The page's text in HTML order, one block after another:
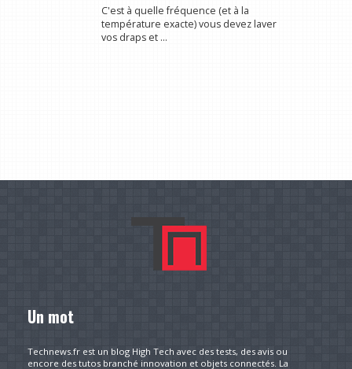
C'est à quelle fréquence (et à la
température exacte) vous devez laver
vos draps et ...
Un mot
Technews.fr est un blog High Tech avec des tests, des avis ou
encore des tutos branché innovation et objets connectés. La